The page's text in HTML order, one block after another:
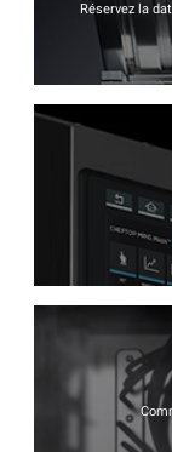
Réservez la